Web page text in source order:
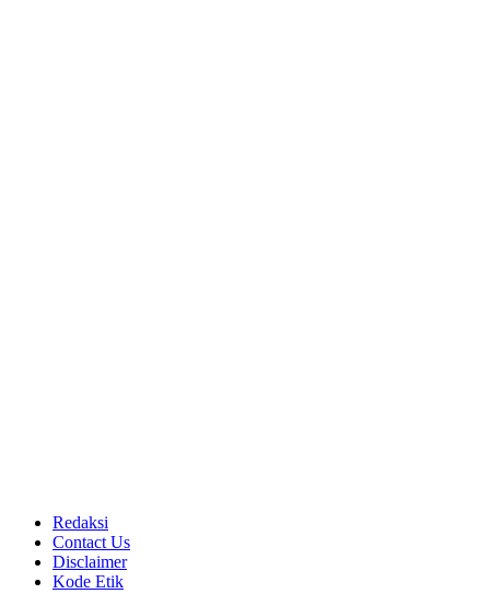
Redaksi
Contact Us
Disclaimer
Kode Etik